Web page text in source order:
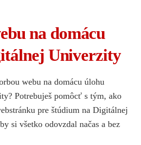
na domácu
Univerzity
webu na domácu úlohu
Potrebuješ pomôcť s tým, ako
pre štúdium na Digitálnej
si všetko odovzdal načas a bez